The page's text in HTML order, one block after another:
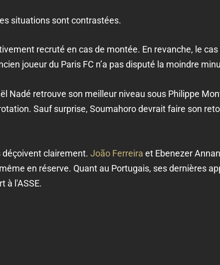
situations sont contrastées.
recruté en cas de montée. En revanche, le cas
joueur du Paris FC n’a pas disputé la moindre
Nadé retrouve son meilleur niveau sous Philippe
Sauf surprise, Soumahoro devrait faire son
déçoivent clairement. João Ferreira et Ebenezer
en réserve. Quant au Portugais, ses dernières
à l'ASSE.